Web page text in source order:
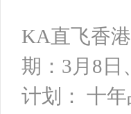
KA直飞香
期：3月8日
计划： 十